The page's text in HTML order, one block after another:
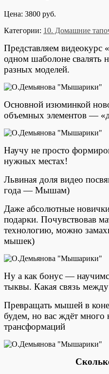
Цена: 3800 руб.
Категории: 10. Домашние
Представляем
одном шаболоне свалять
разных моделей.
Основной изюминкой
объемных элементов —
Научу не просто
нужных местах!
Львиная доля видео
года — Мышам)
Даже абсолютные
подарки. Почувствовав
технологию, можно
мышек)
Ну а как бонус —
тыквы. Какая связь
Превращать мышей в
будем, но вас ждёт много
трансформаций